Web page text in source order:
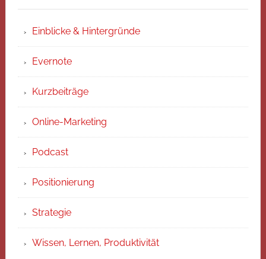
Einblicke & Hintergründe
Evernote
Kurzbeiträge
Online-Marketing
Podcast
Positionierung
Strategie
Wissen, Lernen, Produktivität